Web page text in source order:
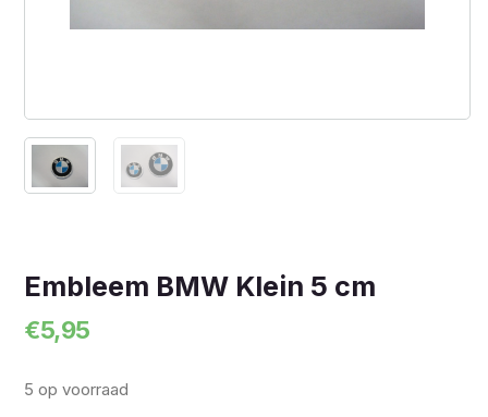
Embleem BMW Klein 5 cm
€5,95
5 op voorraad